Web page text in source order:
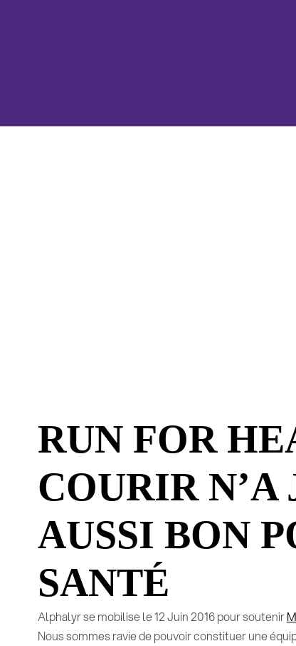
RUN FOR
COURIR
AUSSI BON
SANTÉ
Alphalyr se mobilise le 12 Juin 2016 pour soutenir
Nous sommes ravie de pouvoir constituer une